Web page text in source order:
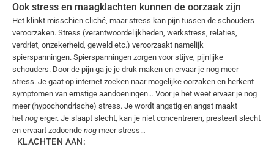
Ook stress en maagklachten kunnen de oorzaak zijn
Het klinkt misschien cliché, maar stress kan pijn tussen de schouders
veroorzaken. Stress (verantwoordelijkheden, werkstress, relaties,
verdriet, onzekerheid, geweld etc.) veroorzaakt namelijk
spierspanningen. Spierspanningen zorgen voor stijve, pijnlijke
schouders. Door de pijn ga je je druk maken en ervaar je nog meer
stress. Je gaat op internet zoeken naar mogelijke oorzaken en herkent
symptomen van ernstige aandoeningen… Voor je het weet ervaar je nog
meer (hypochondrische) stress. Je wordt angstig en angst maakt
het nog erger. Je slaapt slecht, kan je niet concentreren, presteert slecht
en ervaart zodoende nog meer stress…
KLACHTEN AAN: